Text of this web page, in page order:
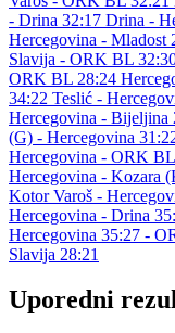
- Drina 32:17 Drina -
Hercegovina - Mladost
Slavija - ORK BL
ORK BL 28:24
34:22 Teslić -
Hercegovina - Bijeljina
(G) - Hercegovina
Hercegovina - ORK
Hercegovina - Kozara
Kotor Varoš -
Hercegovina - Drina
Hercegovina 35:27 -
Slavija 28:21
Uporedni